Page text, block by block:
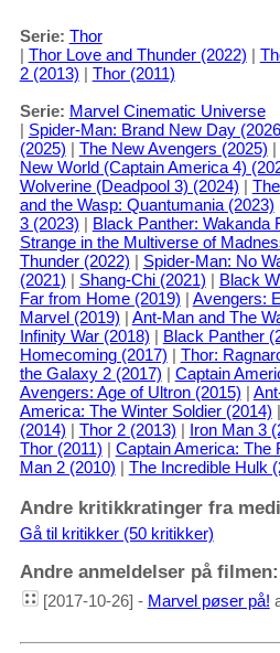
Serie: Thor
| Thor Love and Thunder (2022) |
2 (2013) | Thor (2011)
Serie: Marvel Cinematic Universe
| Spider-Man: Brand New Day
(2025) | The New Avengers (2025) |
New World (Captain America 4)
Wolverine (Deadpool 3) (2024) |
and the Wasp: Quantumania (2023)
3 (2023) | Black Panther: Wakanda
Strange in the Multiverse of
Thunder (2022) | Spider-Man: No
(2021) | Shang-Chi (2021) | Black
Far from Home (2019) | Avengers:
Marvel (2019) | Ant-Man and The
Infinity War (2018) | Black Panther
Homecoming (2017) | Thor:
the Galaxy 2 (2017) | Captain
Avengers: Age of Ultron (2015) |
America: The Winter Soldier (2014) |
(2014) | Thor 2 (2013) | Iron Man 3
Thor (2011) | Captain America: The
Man 2 (2010) | The Incredible Hulk
Andre kritikkratinger fra
Gå til kritikker (50 kritikker)
Andre anmeldelser på
[2017-10-26] - Marvel pøser på!